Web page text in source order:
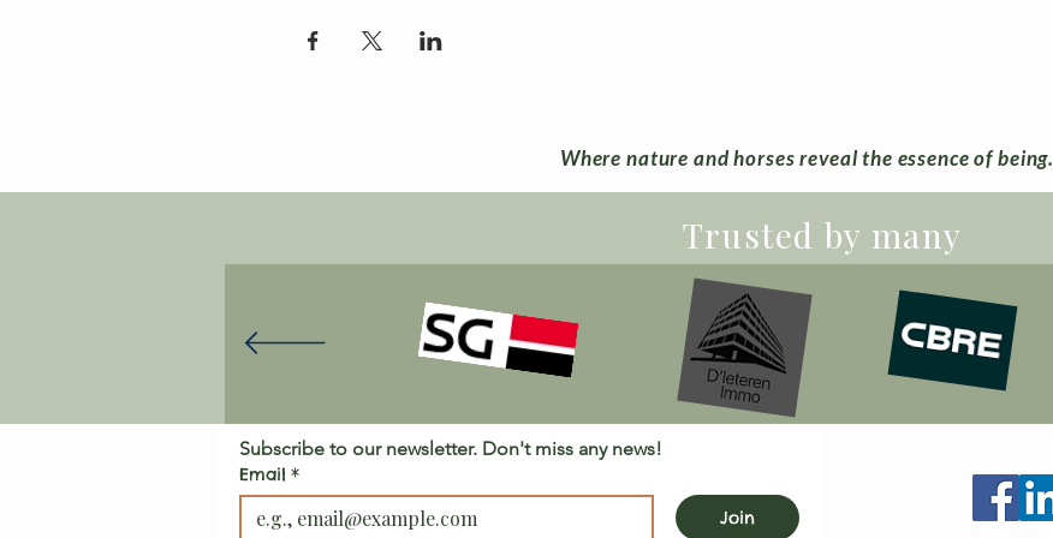
Where nature and horses reveal the essence of being.
Trusted by many
Subscribe to our newsletter. Don't miss any news!
Email *
Join